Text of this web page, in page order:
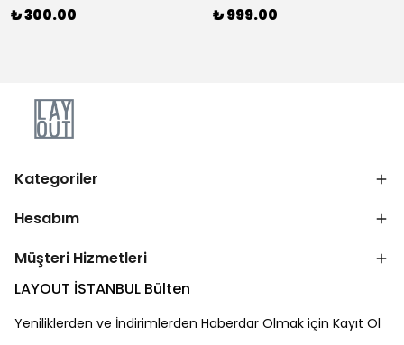
₺ 300.00 ₺ 999.00
Kategoriler
Hesabım
Müşteri Hizmetleri
LAYOUT İSTANBUL Bülten
Yeniliklerden ve İndirimlerden Haberdar Olmak için Kayıt Ol